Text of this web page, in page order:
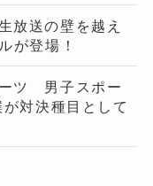
放送の壁を越え
が登場！
ーツ 男子スポー
対決種目として